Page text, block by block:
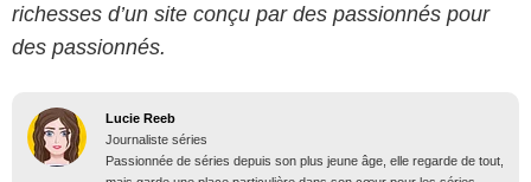
richesses d’un site conçu par des passionnés pour
des passionnés.
Lucie Reeb
Journaliste séries
Passionnée de séries depuis son plus jeune âge, elle regarde de tout,